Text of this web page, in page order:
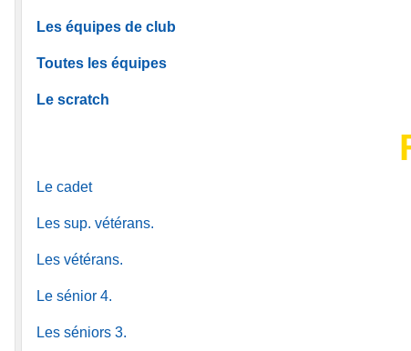
Les équipes de club
Toutes les équipes
Le scratch
Le cadet
Les sup. vétérans.
Les vétérans.
Le sénior 4.
Les séniors 3.